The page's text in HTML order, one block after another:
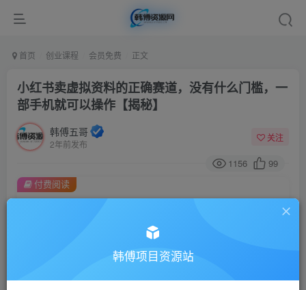
首页 创业课程 会员免费 正文
小红书卖虚拟资料的正确赛道，没有什么门槛，一
部手机就可以操作【揭秘】
韩傅五哥
2年前发布
关注
1156 99
金币9.9金币99
付费阅读
韩傅项目资源站